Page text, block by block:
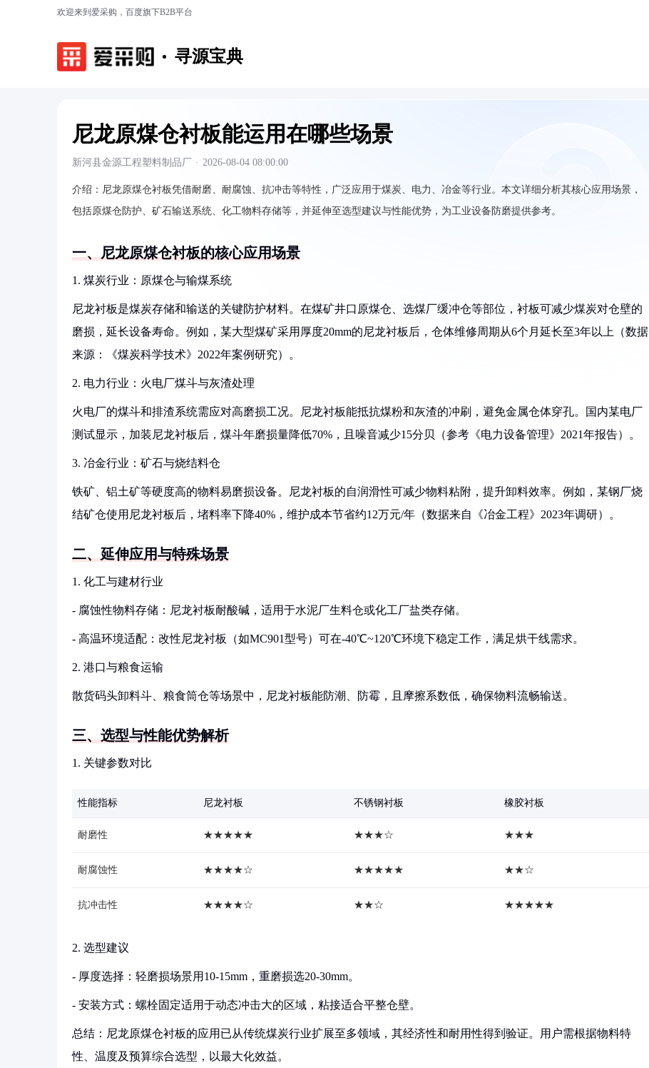
欢迎来到爱采购，百度旗下B2B平台
寻源宝典
尼龙原煤仓衬板能运用在哪些场景
新河县金源工程塑料制品厂 · 2026-08-04 08:00:00
介绍： 尼龙原煤仓衬板凭借耐磨、耐腐蚀、抗冲击等特性，广泛应用于煤炭、电力、冶金等行业。本文详细分析其核心应用场景，
包括原煤仓防护、矿石输送系统、化工物料存储等，并延伸至选型建议与性能优势，为工业设备防磨提供参考。
一、尼龙原煤仓衬板的核心应用场景
1. 煤炭行业：原煤仓与输煤系统
尼龙衬板是煤炭存储和输送的关键防护材料。在煤矿井口原煤仓、选煤厂缓冲仓等部位，衬板可减少煤炭对仓壁的
磨损，延长设备寿命。例如，某大型煤矿采用厚度20mm的尼龙衬板后，仓体维修周期从6个月延长至3年以上（数据
来源：《煤炭科学技术》2022年案例研究）。
2. 电力行业：火电厂煤斗与灰渣处理
火电厂的煤斗和排渣系统需应对高磨损工况。尼龙衬板能抵抗煤粉和灰渣的冲刷，避免金属仓体穿孔。国内某电厂
测试显示，加装尼龙衬板后，煤斗年磨损量降低70%，且噪音减少15分贝（参考《电力设备管理》2021年报告）。
3. 冶金行业：矿石与烧结料仓
铁矿、铝土矿等硬度高的物料易磨损设备。尼龙衬板的自润滑性可减少物料粘附，提升卸料效率。例如，某钢厂烧
结矿仓使用尼龙衬板后，堵料率下降40%，维护成本节省约12万元/年（数据来自《冶金工程》2023年调研）。
二、延伸应用与特殊场景
1. 化工与建材行业
- 腐蚀性物料存储：尼龙衬板耐酸碱，适用于水泥厂生料仓或化工厂盐类存储。
- 高温环境适配：改性尼龙衬板（如MC901型号）可在-40℃~120℃环境下稳定工作，满足烘干线需求。
2. 港口与粮食运输
散货码头卸料斗、粮食筒仓等场景中，尼龙衬板能防潮、防霉，且摩擦系数低，确保物料流畅输送。
三、选型与性能优势解析
1. 关键参数对比
性能指标 尼龙衬板 不锈钢衬板 橡胶衬板
耐磨性 ★★★★★ ★★★☆ ★★★
耐腐蚀性 ★★★★☆ ★★★★★ ★★☆
抗冲击性 ★★★★☆ ★★☆ ★★★★★
2. 选型建议
- 厚度选择：轻磨损场景用10-15mm，重磨损选20-30mm。
- 安装方式：螺栓固定适用于动态冲击大的区域，粘接适合平整仓壁。
总结：尼龙原煤仓衬板的应用已从传统煤炭行业扩展至多领域，其经济性和耐用性得到验证。用户需根据物料特
性、温度及预算综合选型，以最大化效益。